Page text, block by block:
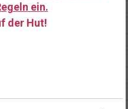
ein.
der Hut!